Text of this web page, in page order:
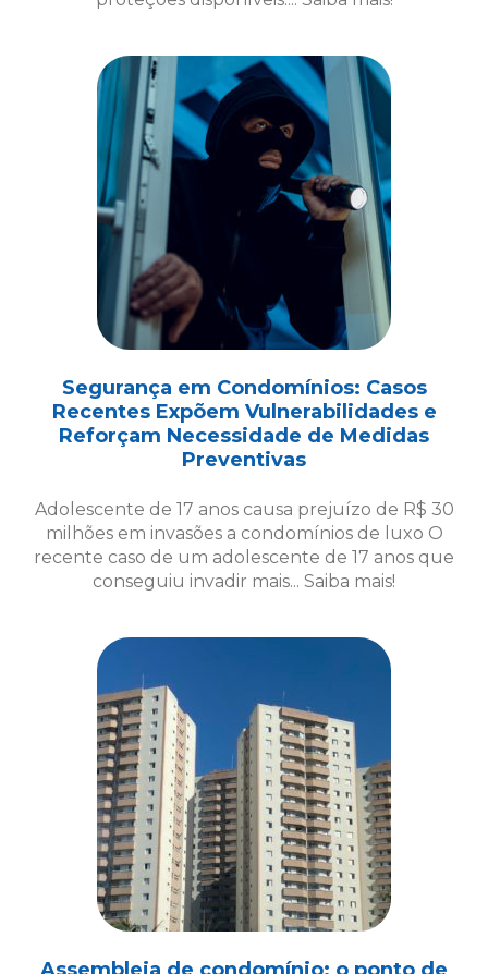
Segurança em Condomínios: Casos
Recentes Expõem Vulnerabilidades e
Reforçam Necessidade de Medidas
Preventivas
Adolescente de 17 anos causa prejuízo de R$ 30
recente caso de um adolescente de 17 anos que
conseguiu invadir mais... Saiba mais!
Assembleia de condomínio: o ponto de
partida para um ano inteiro de gestão
eficiente
Mais do que uma obrigação legal, a Assembleia
Geral Ordinária (AGO) é o momento-chave para